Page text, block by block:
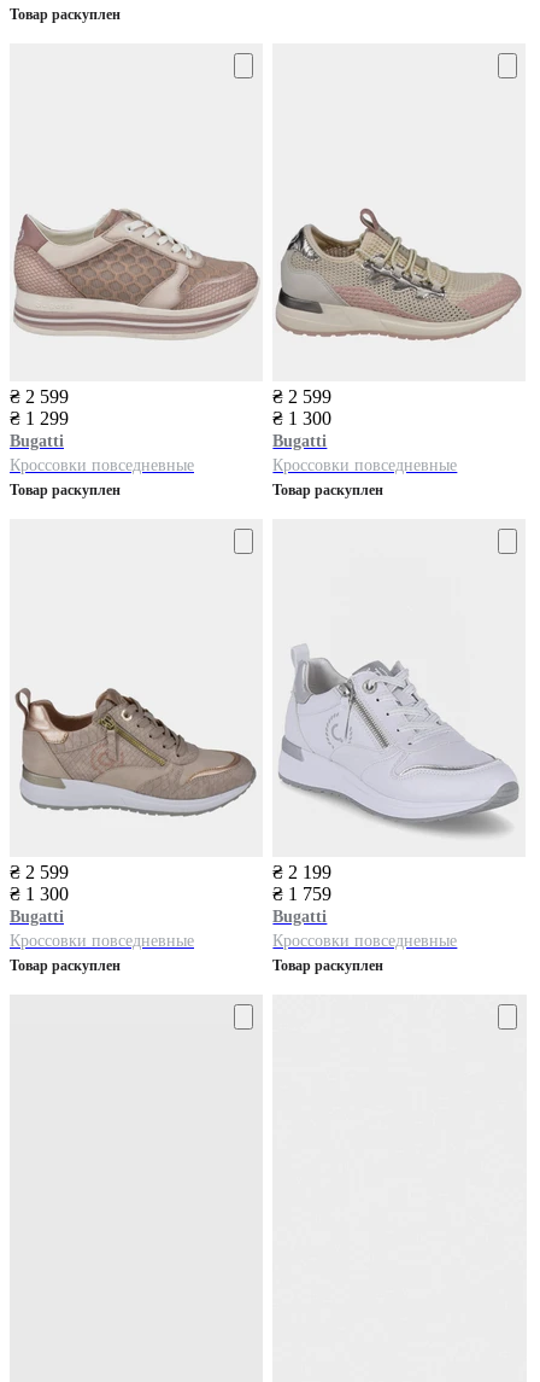
Товар раскуплен
₴ 2 599
₴ 1 299
Bugatti
Кроссовки повседневные
Товар раскуплен
₴ 2 599
₴ 1 300
Bugatti
Кроссовки повседневные
Товар раскуплен
₴ 2 599
₴ 1 300
Bugatti
Кроссовки повседневные
Товар раскуплен
₴ 2 199
₴ 1 759
Bugatti
Кроссовки повседневные
Товар раскуплен